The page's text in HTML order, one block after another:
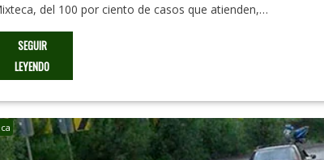
del 100 por ciento de casos que atienden,…
SEGUIR
LEYENDO